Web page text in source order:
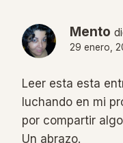
Mento
29 enero,
Leer esta esta
luchando en mi
por compartir
Un abrazo.